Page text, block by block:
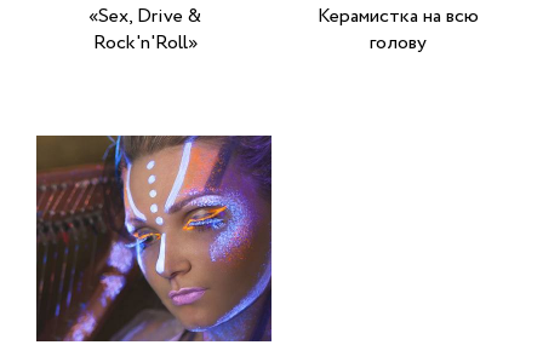
«Sex, Drive &
Rock'n'Roll»
Керамистка на всю
голову